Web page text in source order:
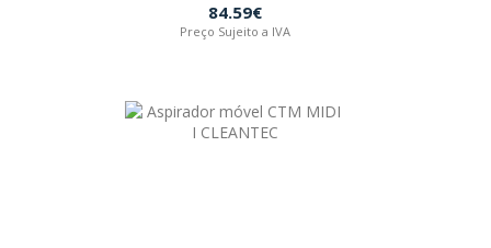
84.59€
Preço Sujeito a IVA